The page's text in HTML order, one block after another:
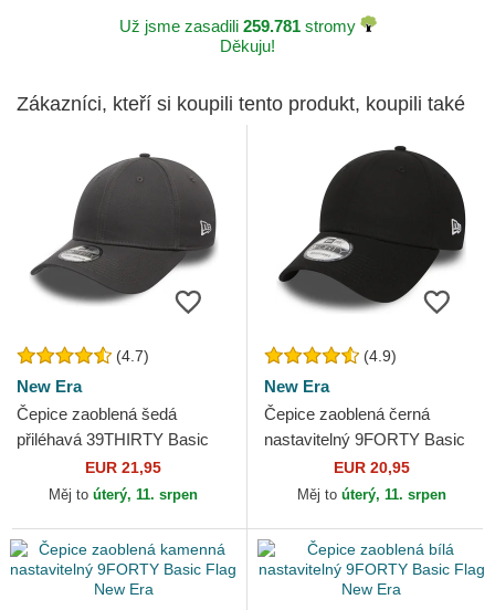
Už jsme zasadili 259.781stromy
Děkuju!
Zákazníci, kteří si koupili tento produkt, koupili také
(4.7)
New Era
Čepice zaoblená šedá
přiléhavá 39THIRTY Basic
Flag New EraEUR 21,95
Měj to úterý, 11. srpen
(4.9)
New Era
Čepice zaoblená černá
nastavitelný 9FORTY Basic
Flag New EraEUR 20,95
Měj to úterý, 11. srpen